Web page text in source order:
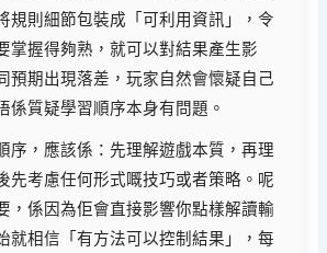
規則細節包裝成「可利用資訊」，令
掌握得夠熟，就可以對結果產生影
預期出現落差，玩家自然會懷疑自己
係質疑學習順序本身有問題。
序，應該係：先理解遊戲本質，再理
先考慮任何形式嘅技巧或者策略。呢
，係因為佢會直接影響你點樣解讀輸
就相信「有方法可以控制結果」，每